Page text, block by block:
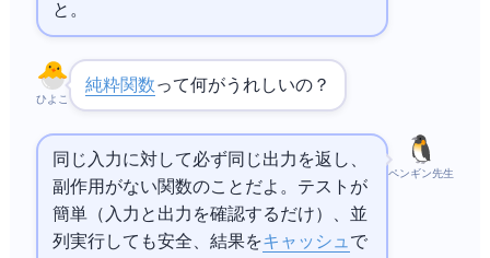
と。
ひよこ
純粋関数って何がうれしいの？
ペンギン先生
同じ入力に対して必ず同じ出力を返し、
副作用がない関数のことだよ。テストが
簡単（入力と出力を確認するだけ）、並
列実行しても安全、結果をキャッシュで